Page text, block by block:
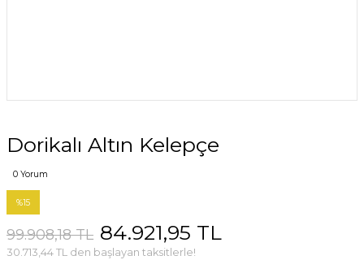
Dorikalı Altın Kelepçe
0 Yorum
%15
99.908,18 TL 84.921,95 TL
30.713,44 TL den başlayan taksitlerle!